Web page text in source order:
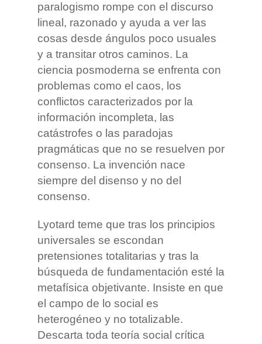
paralogismo rompe con el discurso
lineal, razonado y ayuda a ver las
cosas desde ángulos poco usuales
y a transitar otros caminos. La
ciencia posmoderna se enfrenta con
problemas como el caos, los
conflictos caracterizados por la
información incompleta, las
catástrofes o las paradojas
pragmáticas que no se resuelven por
consenso. La invención nace
siempre del disenso y no del
consenso.
Lyotard teme que tras los principios
universales se escondan
pretensiones totalitarias y tras la
búsqueda de fundamentación esté la
metafísica objetivante. Insiste en que
el campo de lo social es
heterogéneo y no totalizable.
Descarta toda teoría social crítica